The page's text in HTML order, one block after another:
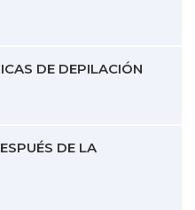
DE DEPILACIÓN
DE LA